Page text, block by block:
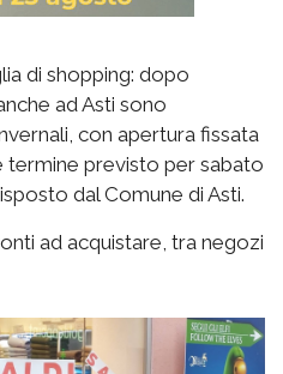
di shopping: dopo
ad Asti sono
con apertura fissata
termine previsto per sabato
dal Comune di Asti.
ad acquistare, tra negozi